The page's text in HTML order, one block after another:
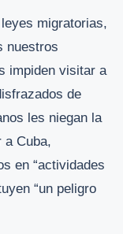
migratorias,
nuestros
impiden visitar a
de
les niegan la
a Cuba,
en “actividades
“un peligro